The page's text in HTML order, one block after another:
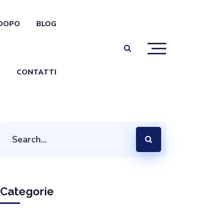
BLOG
CONTATTI
Categorie